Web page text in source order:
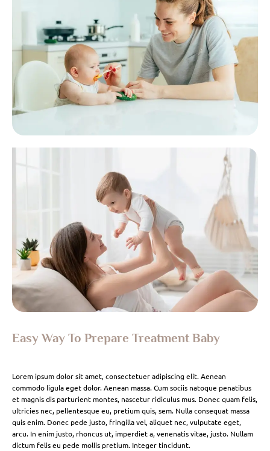
Easy Way To Prepare Treatment Baby
Lorem ipsum dolor sit amet, consectetuer adipiscing elit. Aenean
commodo ligula eget dolor. Aenean massa. Cum sociis natoque penatibus
et magnis dis parturient montes, nascetur ridiculus mus. Donec quam felis,
ultricies nec, pellentesque eu, pretium quis, sem. Nulla consequat massa
quis enim. Donec pede justo, fringilla vel, aliquet nec, vulputate eget,
arcu. In enim justo, rhoncus ut, imperdiet a, venenatis vitae, justo. Nullam
dictum felis eu pede mollis pretium. Integer tincidunt.